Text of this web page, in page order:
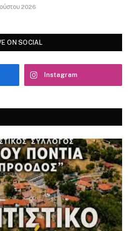
2026
ON SOCIAL
Instagram